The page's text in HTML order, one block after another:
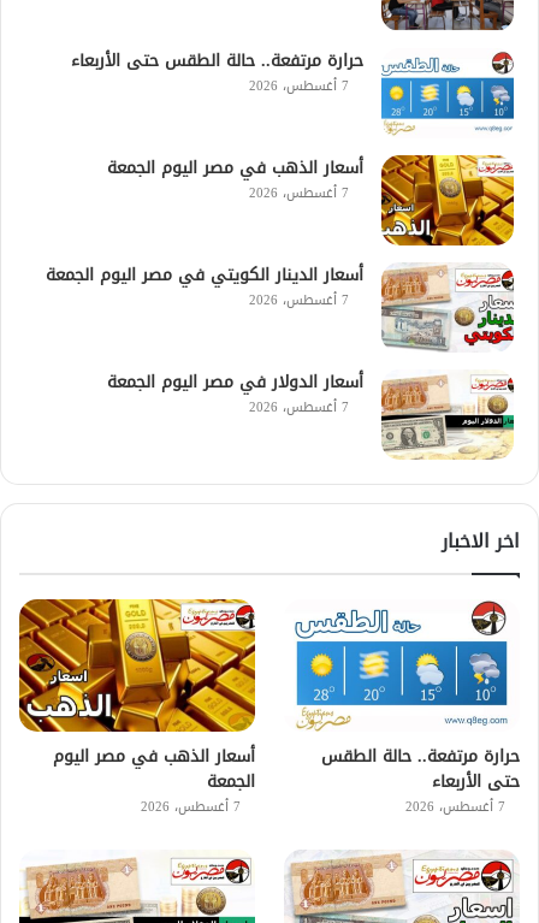
حرارة مرتفعة.. حالة الطقس حتى الأربعاء
7 أغسطس، 2026
أسعار الذهب في مصر اليوم الجمعة
7 أغسطس، 2026
أسعار الدينار الكويتي في مصر اليوم الجمعة
7 أغسطس، 2026
أسعار الدولار في مصر اليوم الجمعة
7 أغسطس، 2026
اخر الاخبار
حرارة مرتفعة.. حالة الطقس
حتى الأربعاء
7 أغسطس، 2026
أسعار الذهب في مصر اليوم
الجمعة
7 أغسطس، 2026